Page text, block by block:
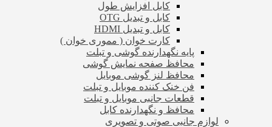
کابل افزایش طول
کابل و تبدیل OTG
کابل و تبدیل HDMI
کارت خوان ( مموری خوان )
پایه نگهدارنده گوشی و تبلت
محافظ صفحه نمایش گوشی
محافظ لنز گوشی موبایل
فن خنک کننده موبایل و تبلت
قطعات جانبی موبایل و تبلت
محافظ و نگهدارنده کابل
لوازم جانبی صوتی و تصویری